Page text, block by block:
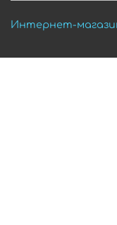
Интернет-